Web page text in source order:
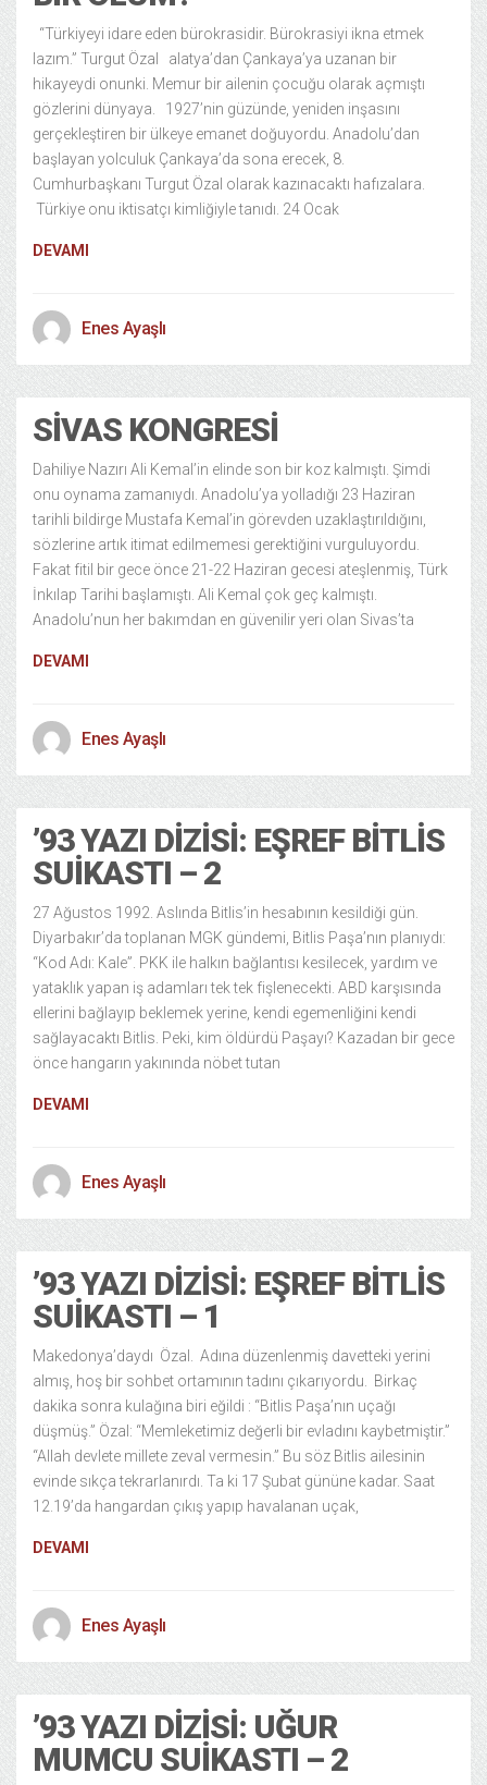
“Türkiyeyi idare eden bürokrasidir. Bürokrasiyi ikna etmek
lazım.” Turgut Özal alatya’dan Çankaya’ya uzanan bir
hikayeydi onunki. Memur bir ailenin çocuğu olarak açmıştı
gözlerini dünyaya. 1927’nin güzünde, yeniden inşasını
gerçekleştiren bir ülkeye emanet doğuyordu. Anadolu’dan
başlayan yolculuk Çankaya’da sona erecek, 8.
Cumhurbaşkanı Turgut Özal olarak kazınacaktı hafızalara.
Türkiye onu iktisatçı kimliğiyle tanıdı. 24 Ocak
DEVAMI
Enes Ayaşlı
SIVAS KONGRESI
Dahiliye Nazırı Ali Kemal’in elinde son bir koz kalmıştı. Şimdi
onu oynama zamanıydı. Anadolu’ya yolladığı 23 Haziran
tarihli bildirge Mustafa Kemal’in görevden uzaklaştırıldığını,
sözlerine artık itimat edilmemesi gerektiğini vurguluyordu.
Fakat fitil bir gece önce 21-22 Haziran gecesi ateşlenmiş, Türk
İnkılap Tarihi başlamıştı. Ali Kemal çok geç kalmıştı.
Anadolu’nun her bakımdan en güvenilir yeri olan Sivas’ta
DEVAMI
Enes Ayaşlı
’93 YAZI DIZISI: EŞREF BITLIS
SUIKASTI – 2
27 Ağustos 1992. Aslında Bitlis’in hesabının kesildiği gün.
Diyarbakır’da toplanan MGK gündemi, Bitlis Paşa’nın planıydı:
“Kod Adı: Kale”. PKK ile halkın bağlantısı kesilecek, yardım ve
yataklık yapan iş adamları tek tek fişlenecekti. ABD karşısında
ellerini bağlayıp beklemek yerine, kendi egemenliğini kendi
sağlayacaktı Bitlis. Peki, kim öldürdü Paşayı? Kazadan bir gece
önce hangarın yakınında nöbet tutan
DEVAMI
Enes Ayaşlı
’93 YAZI DIZISI: EŞREF BITLIS
SUIKASTI – 1
Makedonya’daydı Özal. Adına düzenlenmiş davetteki yerini
almış, hoş bir sohbet ortamının tadını çıkarıyordu. Birkaç
dakika sonra kulağına biri eğildi : “Bitlis Paşa’nın uçağı
düşmüş.” Özal: “Memleketimiz değerli bir evladını kaybetmiştir.”
“Allah devlete millete zeval vermesin.” Bu söz Bitlis ailesinin
evinde sıkça tekrarlanırdı. Ta ki 17 Şubat gününe kadar. Saat
12.19’da hangardan çıkış yapıp havalanan uçak,
DEVAMI
Enes Ayaşlı
’93 YAZI DIZISI: UĞUR
MUMCU SUIKASTI – 2